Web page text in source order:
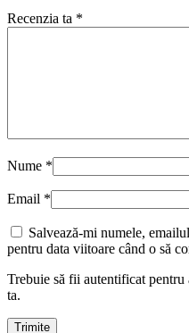
Recenzia ta *
Nume *
Email *
Salvează-mi numele,
pentru data viitoare când o să
Trebuie să fii autentificat
ta.